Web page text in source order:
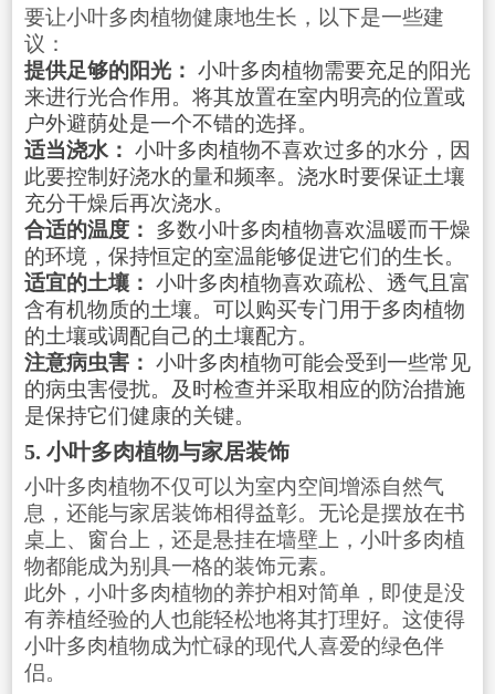
要让小叶多肉植物健康地生长，以下是一些建
议：
提供足够的阳光： 小叶多肉植物需要充足的阳光
来进行光合作用。将其放置在室内明亮的位置或
户外避荫处是一个不错的选择。
适当浇水： 小叶多肉植物不喜欢过多的水分，因
此要控制好浇水的量和频率。浇水时要保证土壤
充分干燥后再次浇水。
合适的温度：
多数小叶多肉植物喜欢温暖而干燥
的环境，保持恒定的室温能够促进它们的生长。
适宜的土壤： 小叶多肉植物喜欢疏松、透气且富
含有机物质的土壤。可以购买专门用于多肉植物
的土壤或调配自己的土壤配方。
注意病虫害： 小叶多肉植物可能会受到一些常见
的病虫害侵扰。及时检查并采取相应的防治措施
是保持它们健康的关键。
5. 小叶多肉植物与家居装饰
小叶多肉植物不仅可以为室内空间增添自然气
息，还能与家居装饰相得益彰。无论是摆放在书
桌上、窗台上，还是悬挂在墙壁上，小叶多肉植
物都能成为别具一格的装饰元素。
此外，小叶多肉植物的养护相对简单，即使是没
有养植经验的人也能轻松地将其打理好。这使得
小叶多肉植物成为忙碌的现代人喜爱的绿色伴
侣。